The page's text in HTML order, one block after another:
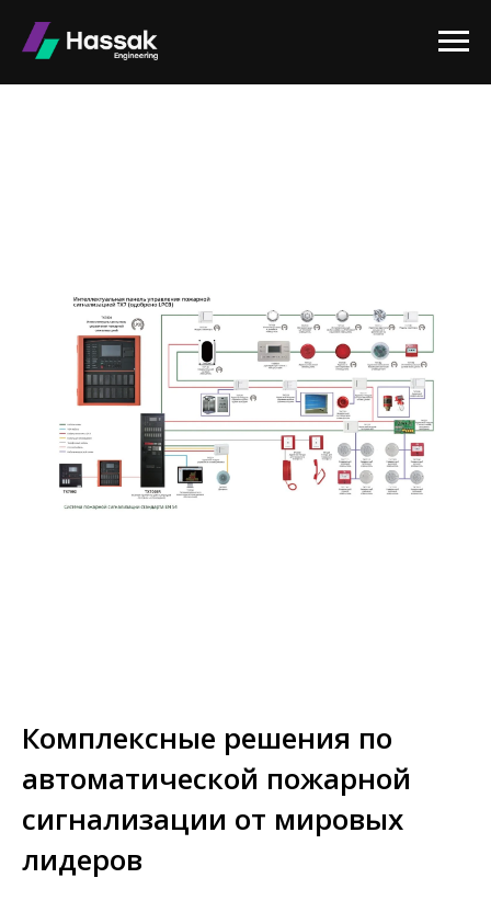
Комплексные решения по
автоматической пожарной
сигнализации от мировых
лидеров